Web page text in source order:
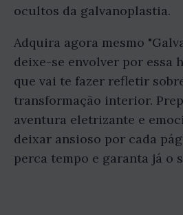
ocultos da galvanoplastia.
Adquira agora mesmo
deixe-se envolver por essa
que vai te fazer refletir
transformação interior.
aventura eletrizante e
deixar ansioso por cada
perca tempo e garanta já o